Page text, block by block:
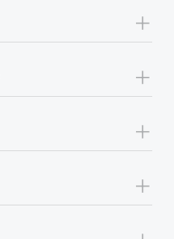
+
+
+
+